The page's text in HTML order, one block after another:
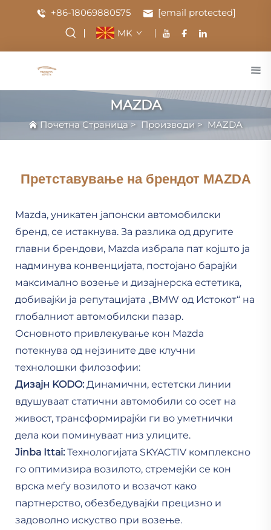
+86-18069880575
[email protected]
MK
MAZDA
Почетна Страница > Производи > MAZDA
Претставување на брендот MAZDA
Mazda, уникатен јапонски автомобилски
бренд, се истакнува. За разлика од другите
главни брендови, Mazda избрала пат којшто ја
надминува конвенцијата, постојано барајќи
максимално возење и дизајнерска естетика,
добивајќи ја репутацијата „BMW од Истокот“ на
глобалниот автомобилски пазар.
Основното привлекување кон Mazda
потекнува од нејзините две клучни
технолошки филозофии:
Дизајн KODO: Динамични, естетски линии
вдушуваат статични автомобили со осет на
живост, трансформирајќи ги во уметнички
дела кои поминуваат низ улиците.
Jinba Ittai:Технологијата SKYACTIV комплексно
го оптимизира возилото, стремејќи се кон
врска меѓу возилото и возачот како
партнерство, обезбедувајќи прецизно и
задоволно искуство при возење.